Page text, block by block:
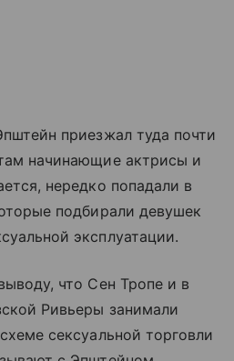
приезжал туда почти
начинающие актрисы и
нередко попадали в
подбирали девушек
эксплуатации.
что Сен Тропе и в
Ривьеры занимали
сексуальной торговли